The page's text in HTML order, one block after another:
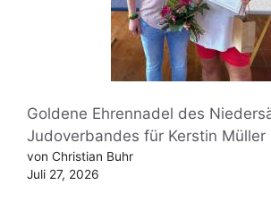
Goldene Ehrennadel des
Judoverbandes für Kerstin Müller
von Christian Buhr
Juli 27, 2026